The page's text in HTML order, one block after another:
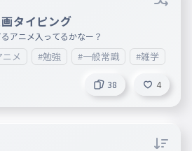
タイピング
アニメ入ってるかなー？
メ #勉強 #一般常識 #雑学
38 4